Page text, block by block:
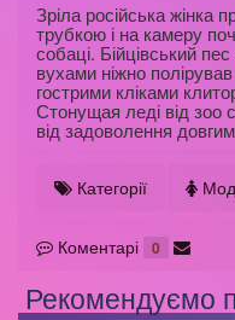
Зріла російська жінка
трубкою і на камеру
собаці. Бійцівський
вухами ніжно
гострими кліками
Стонущая леді від зоо
від задоволення
Категорії
Коментарі 0
Рекомендуємо